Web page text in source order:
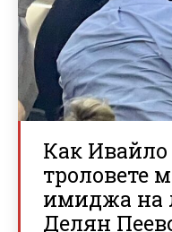
Как
троловете
имиджа на
Делян